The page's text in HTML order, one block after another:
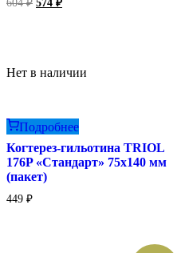
604₽ 574 ₽
Нет в наличии
Подробнее
Когтерез-гильотина TRIOL
176P «Стандарт» 75х140 мм
(пакет)
449 ₽